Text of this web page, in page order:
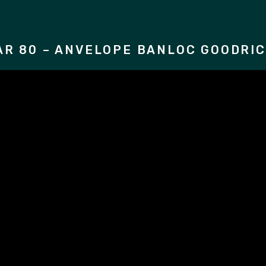
80 – ANVELOPE BANLOC